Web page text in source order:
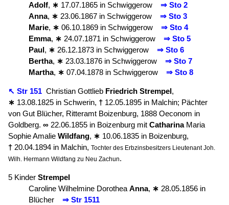
Adolf, ∗ 17.07.1865 in Schwiggerow
⇒ Sto 2
Anna, ∗ 23.06.1867 in Schwiggerow
⇒ Sto 3
Marie, ∗ 06.10.1869 in Schwiggerow
⇒ Sto 4
Emma, ∗ 24.07.1871 in Schwiggerow
⇒ Sto 5
Paul, ∗ 26.12.1873 in Schwiggerow
⇒ Sto 6
Bertha, ∗ 23.03.1876 in Schwiggerow
⇒ Sto 7
Martha, ∗ 07.04.1878 in Schwiggerow ⇒ Sto 8
↖ Str 151 Christian Gottlieb Friedrich Strempel,
∗ 13.08.1825 in Schwerin, † 12.05.1895 in Malchin; Pächter
von Gut Blücher, Ritteramt Boizenburg, 1888 Oeconom in
Goldberg. ∞ 22.06.1855 in Boizenburg mit CatharinaMaria
Sophie Amalie Wildfang, ∗ 10.06.1835 in Boizenburg,
† 20.04.1894 in Malchin, Tochter des Erbzinsbesitzers Lieutenant Joh.
Wilh. Hermann Wildfang zu Neu Zachun.
5 Kinder Strempel
Caroline Wilhelmine Dorothea Anna, ∗ 28.05.1856 in
Blücher
⇒ Str 1511